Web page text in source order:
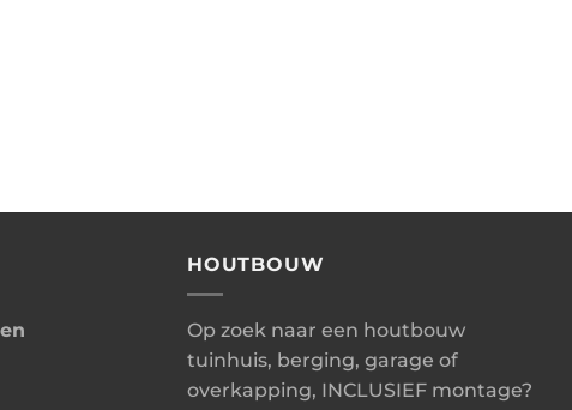
HOUTBOUW
Op zoek naar een houtbouw
tuinhuis, berging, garage of
overkapping, INCLUSIEF montage?